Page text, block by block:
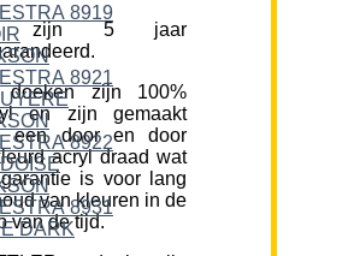
zijn 5 jaar
doeken zijn 100%
en zijn gemaakt
een door en door
acryl draad wat
is voor lang
van kleuren in de
van de tijd.